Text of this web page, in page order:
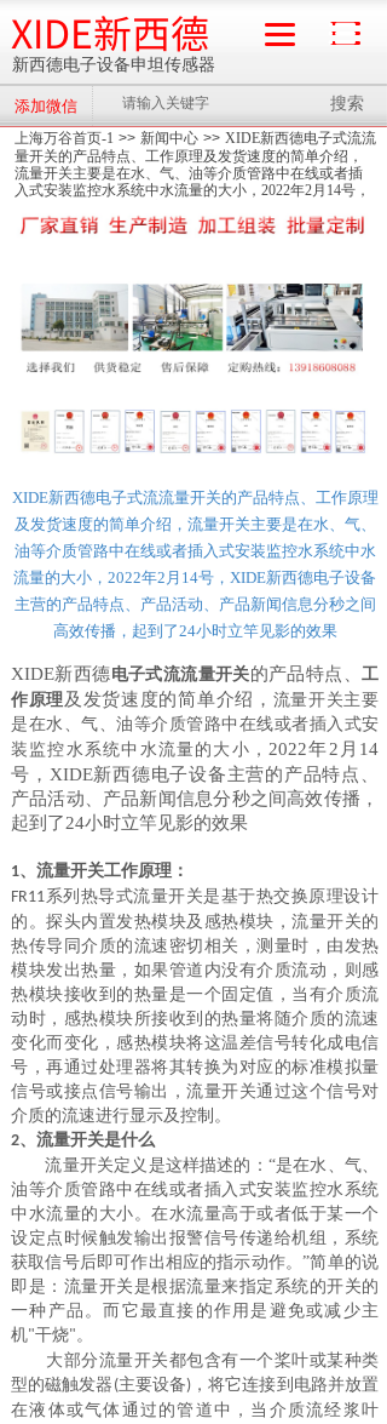
上海万谷首页-1 >> 新闻中心 >> XIDE新西德电子式流流
量开关的产品特点、工作原理及发货速度的简单介绍，
流量开关主要是在水、气、油等介质管路中在线或者插
入式安装监控水系统中水流量的大小，2022年2月14号，
新闻信息分秒之间高效传播，起到了24小时立竿见影的
XIDE新西德电子式流流量开关的产品特点、工作原理
及发货速度的简单介绍，流量开关主要是在水、气、
油等介质管路中在线或者插入式安装监控水系统中水
流量的大小，2022年2月14号，XIDE新西德电子设备
主营的产品特点、产品活动、产品新闻信息分秒之间
高效传播，起到了24小时立竿见影的效果
XIDE新西德电子式流流量开关的产品特点 、工
作原理 及发货速度的简单介绍， 流量开关主要
是在水、气、油等介质管路中在线或者插入式安
装监控水系统中水流量的大小 ，2022年2月 14
号，XIDE新西德电子设备主营的产品特点、
产品活动、产品新闻信息分秒之间高效传播，
起到了24小时立竿见影的效果
1、 流量开关工作原理：
FR11系列热导式流量开关是基于热交换原理设计
的。探头内置发热模块及感热模块，流量开关的
热传导同介质的流速密切相关，测量时，由发热
模块发出热量，如果管道内没有介质流动，则感
热模块接收到的热量是一个固定值，当有介质流
动时，感热模块所接收到的热量将随介质的流速
变化而变化，感热模块将这温差信号转化成电信
号，再通过处理器将其转换为对应的标准模拟量
信号或接点信号输出，流量开关通过这个信号对
介质的流速进行显示及控制。
2、 流量开关是什么
流量开关定义是这样描述的： “是在水、气、
油等介质管路中在线或者插入式安装监控水系统
中水流量的大小。在水流量高于或者低于某一个
设定点时候触发输出报警信号传递给机组，系统
获取信号后即可作出相应的指示动作。”简单的说
即是：流量开关是根据流量来指定系统的开关的
一种产品。而它最直接的作用是避免或减少主
机"干烧"。
大部分流量开关都包含有一个桨叶或某种类
型的磁触发器 (主要设备) ，将它连接到电路并放置
在液体或气体通过的管道中，当介质流经浆叶
搜索
添加微信
新西德电子设备申坦传感器
XIDE新西德